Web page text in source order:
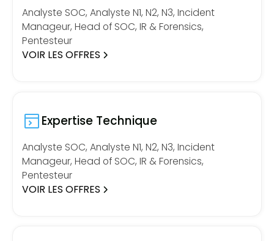
Analyste SOC, Analyste N1, N2, N3, Incident
Manageur, Head of SOC, IR & Forensics,
Pentesteur
VOIR LES OFFRES
Expertise Technique
Analyste SOC, Analyste N1, N2, N3, Incident
Manageur, Head of SOC, IR & Forensics,
Pentesteur
VOIR LES OFFRES